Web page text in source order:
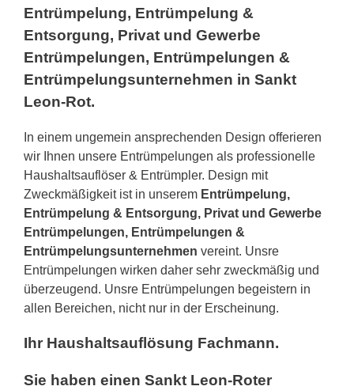
Entrümpelung, Entrümpelung &
Entsorgung, Privat und Gewerbe
Entrümpelungen, Entrümpelungen &
Entrümpelungsunternehmen in Sankt
Leon-Rot.
In einem ungemein ansprechenden Design offerieren
wir Ihnen unsere Entrümpelungen als professionelle
Haushaltsauflöser & Entrümpler. Design mit
Zweckmäßigkeit ist in unserem Entrümpelung,
Entrümpelung & Entsorgung, Privat und Gewerbe
Entrümpelungen, Entrümpelungen &
Entrümpelungsunternehmen vereint. Unsre
Entrümpelungen wirken daher sehr zweckmäßig und
überzeugend. Unsre Entrümpelungen begeistern in
allen Bereichen, nicht nur in der Erscheinung.
Ihr Haushaltsauflösung Fachmann.
Sie haben einen Sankt Leon-Roter